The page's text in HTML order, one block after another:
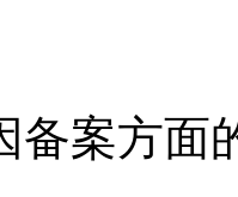
备案方面